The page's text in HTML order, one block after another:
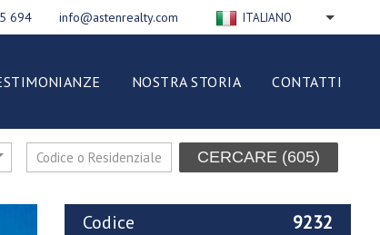
ITALIANO
DEUTSCH
ESPAÑOL
POLSKI
694 info@astenrealty.com
NOSTRA STORIA CONTATTI
CERCARE (605)
Codice 9232